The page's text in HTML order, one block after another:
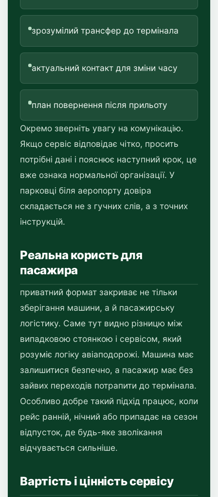
зрозумілий трансфер до термінала
актуальний контакт для зміни часу
план повернення після прильоту
Окремо зверніть увагу на комунікацію.
Якщо сервіс відповідає чітко, просить
потрібні дані і пояснює наступний крок, це
вже ознака нормальної організації. У
парковці біля аеропорту довіра
складається не з гучних слів, а з точних
інструкцій.
Реальна користь для
пасажира
приватний формат закриває не тільки
зберігання машини, а й пасажирську
логістику. Саме тут видно різницю між
випадковою стоянкою і сервісом, який
розуміє логіку авіаподорожі. Машина має
залишитися безпечно, а пасажир має без
зайвих переходів потрапити до термінала.
Особливо добре такий підхід працює, коли
рейс ранній, нічний або припадає на сезон
відпусток, де будь-яке зволікання
відчувається сильніше.
Вартість і цінність сервісу